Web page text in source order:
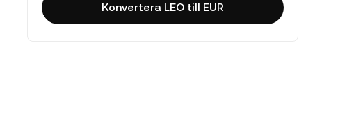
Konvertera LEO till EUR